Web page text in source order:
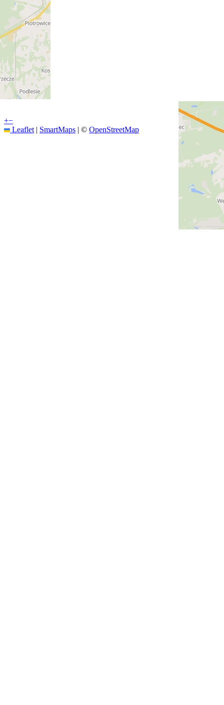
+−
Leaflet | SmartMaps | © OpenStreetMap